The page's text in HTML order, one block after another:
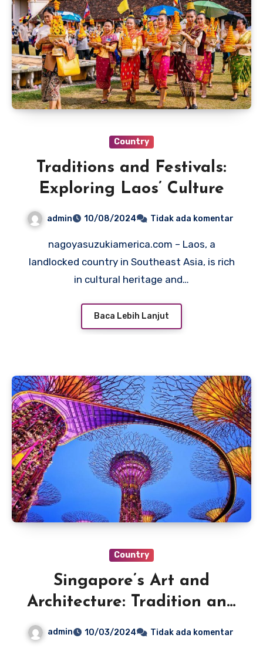
Country
Traditions and Festivals:
Exploring Laos’ Culture
admin 10/08/2024 Tidak ada komentar
nagoyasuzukiamerica.com – Laos, a
landlocked country in Southeast Asia, is rich
in cultural heritage and…
Baca Lebih Lanjut
Country
Singapore’s Art and
Architecture: Tradition and
admin 10/03/2024 Tidak ada komentar